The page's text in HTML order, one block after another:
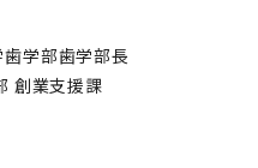
学部歯学部長
創業支援課